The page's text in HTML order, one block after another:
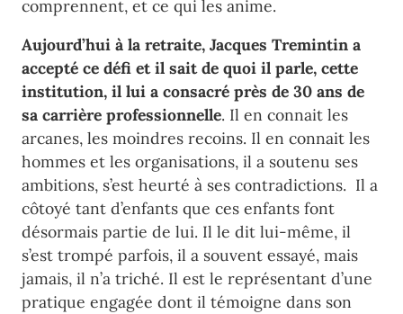
comprennent, et ce qui les anime.
Aujourd’hui à la retraite, Jacques Tremintin a
accepté ce défi et il sait de quoi il parle, cette
institution, il lui a consacré près de 30 ans de
sa carrière professionnelle. Il en connait les
arcanes, les moindres recoins. Il en connait les
hommes et les organisations, il a soutenu ses
ambitions, s’est heurté à ses contradictions. Il a
côtoyé tant d’enfants que ces enfants font
désormais partie de lui. Il le dit lui-même, il
s’est trompé parfois, il a souvent essayé, mais
jamais, il n’a triché. Il est le représentant d’une
pratique engagée dont il témoigne dans son